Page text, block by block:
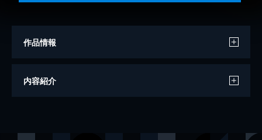
作品情報
著者
内容紹介